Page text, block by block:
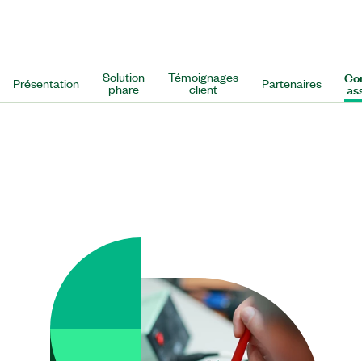
Présentation Solution
phare
Témoignages
client Partenaires